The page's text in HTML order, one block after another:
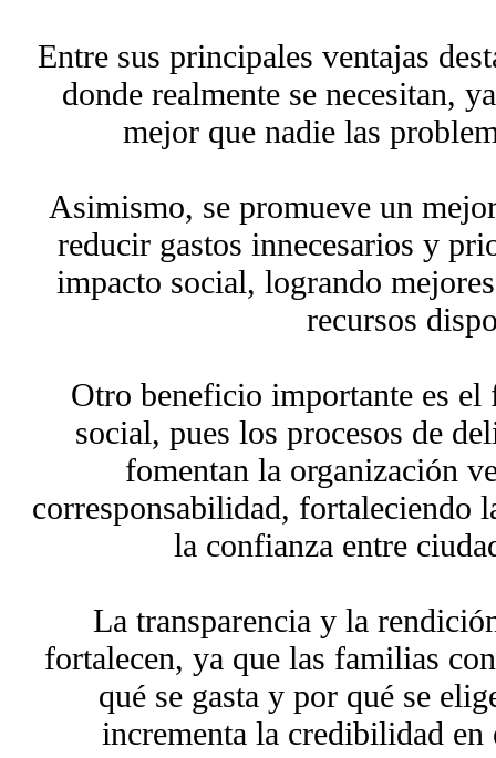
Entre sus principales ventajas
donde realmente se necesitan,
mejor que nadie las
Asimismo, se promueve un
reducir gastos innecesarios y
impacto social, logrando
recursos
Otro beneficio importante es
social, pues los procesos de
fomentan la organización
corresponsabilidad, fortaleciendo
la confianza entre
La transparencia y la
fortalecen, ya que las familias
qué se gasta y por qué se
incrementa la credibilidad